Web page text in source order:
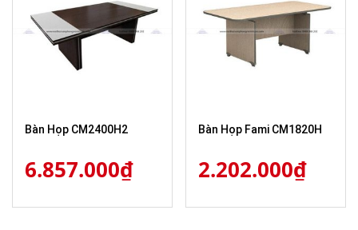
Bàn Họp CM2400H2
6.857.000₫
Bàn Họp Fami CM1820H
2.202.000₫